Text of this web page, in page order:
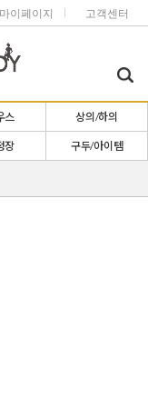
마이페이지 고객센터
스 상의/하의
장 구두/아이템